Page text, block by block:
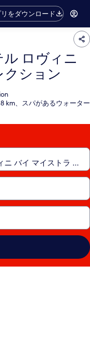
をダウンロード
ロヴィニ
ション
km、スパがあるウォーター